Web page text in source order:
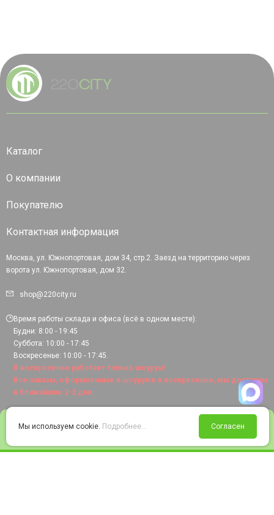
Войти Избранное Корзина
Каталог
О компании
Покупателю
Контактная информация
Москва, ул. Южнопортовая, дом 34, стр.2. Заезд на территорию через
ворота ул. Южнопортовая, дом 32.
shop@220city.ru
Время работы склада и офиса (всё в одном месте):
Будни: 8:00 - 19:45
Суббота: 10:00 - 17:45
Воскресенье: 10:00 - 17:45.
В воскресенье работает только шоурум!
Все заказы, оформленные в шоуруме в воскресенье, мы доставим
в ближайшие 2-3 дня.
Мы используем cookie. Подробнее... Согласен